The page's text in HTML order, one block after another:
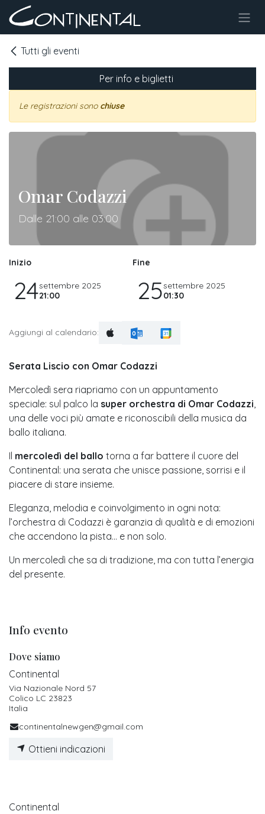
Passa al contenuto
Tutti gli eventi
Per info e biglietti
Le registrazioni sono chiuse
Omar Codazzi
Dalle 21:00 alle 03:00
Inizio
24settembre 2025
21:00
Fine
25settembre 2025
01:30
Aggiungi al calendario:
Serata Liscio con Omar Codazzi
Mercoledì sera riapriamo con un appuntamento
speciale: sul palco la super orchestra di Omar Codazzi
una delle voci più amate e riconoscibili della musica da
ballo italiana.
Il mercoledì del ballo torna a far battere il cuore del
Continental: una serata che unisce passione, sorrisi e il
piacere di stare insieme.
Eleganza, melodia e coinvolgimento in ogni nota:
l’orchestra di Codazzi è garanzia di qualità e di emozioni
che accendono la pista… e non solo.
Un mercoledì che sa di tradizione, ma con tutta l’energia
del presente.
Info evento
Dove siamo
Continental
Via Nazionale Nord 57
Colico LC 23823
Italia
continentalnewgen@gmail.com
Ottieni indicazioni
Continental